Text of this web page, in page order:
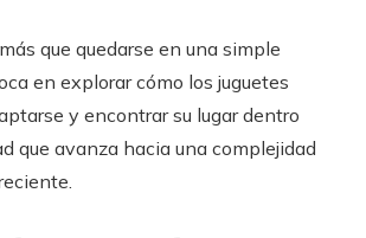
que quedarse en una simple
en explorar cómo los juguetes
y encontrar su lugar dentro
que avanza hacia una complejidad